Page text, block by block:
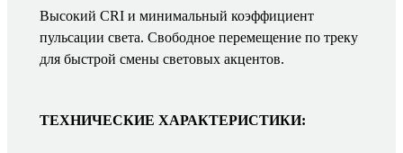
Высокий CRI и минимальный коэффициент
пульсации света. Свободное перемещение по треку
для быстрой смены световых акцентов.
ТЕХНИЧЕСКИЕ ХАРАКТЕРИСТИКИ: